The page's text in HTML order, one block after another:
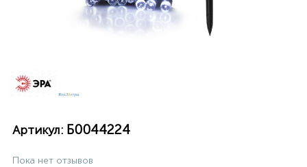
Артикул: Б0044224
Пока нет отзывов